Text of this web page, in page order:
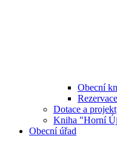
Obecní
Dotace a
Kniha "Horní
Obecní úřad